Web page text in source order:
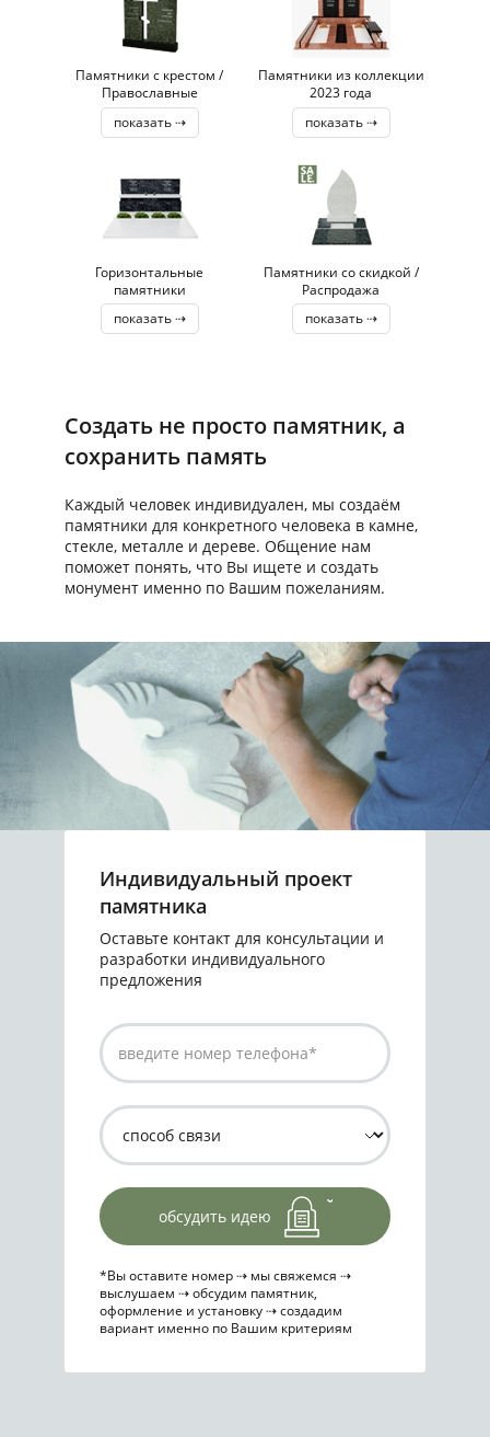
Памятники с крестом /
Православные
показать ⇢
Памятники из коллекции
2023 года
показать ⇢
Горизонтальные
памятники
показать ⇢
Памятники со скидкой /
Распродажа
показать ⇢
Создать не просто памятник, а
сохранить память
Каждый человек индивидуален, мы создаём
памятники для конкретного человека в камне,
стекле, металле и дереве. Общение нам
поможет понять, что Вы ищете и создать
монумент именно по Вашим пожеланиям.
Индивидуальный проект
памятника
Оставьте контакт для консультации и
разработки индивидуального
предложения
обсудить идею
*Вы оставите номер ⇢ мы свяжемся ⇢
выслушаем ⇢ обсудим памятник,
оформление и установку ⇢ создадим
вариант именно по Вашим критериям